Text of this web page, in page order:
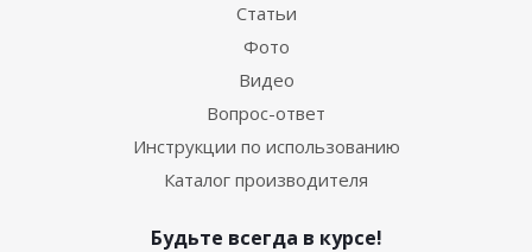
Статьи
Фото
Видео
Вопрос-ответ
Инструкции по использованию
Каталог производителя
Будьте всегда в курсе!